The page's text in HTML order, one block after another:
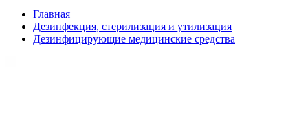
Главная
Дезинфекция, стерилизация и утилизация
Дезинфицирующие медицинские средства